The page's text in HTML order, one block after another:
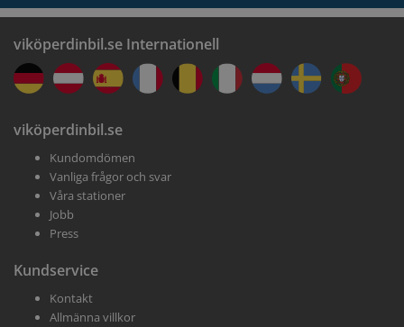
Vi köper din bil på mindre än en timme
viköperdinbil.se Internationell
viköperdinbil.se
Kundomdömen
Vanliga frågor och svar
Våra stationer
Jobb
Press
Kundservice
Kontakt
Allmänna villkor